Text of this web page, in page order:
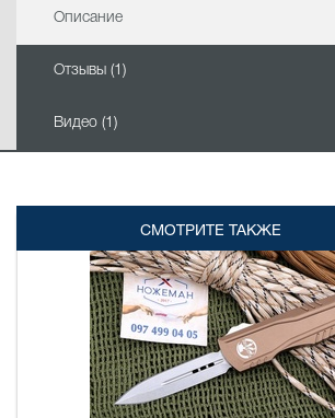
Описание
Отзывы (1)
Видео (1)
СМОТРИТЕ ТАКЖЕ